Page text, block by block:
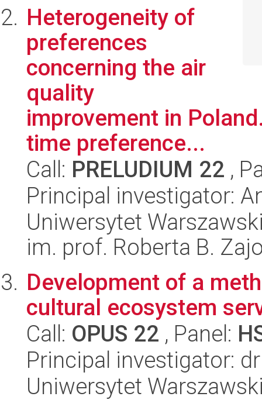
Heterogeneity of
preferences
concerning the air
quality
improvement in
time preference...
Call: PRELUDIUM 22 ,
Principal investigator:
Uniwersytet
im. prof. Roberta B.
Development of a
cultural ecosystem
Call: OPUS 22 , Panel:
Principal investigator:
Uniwersytet